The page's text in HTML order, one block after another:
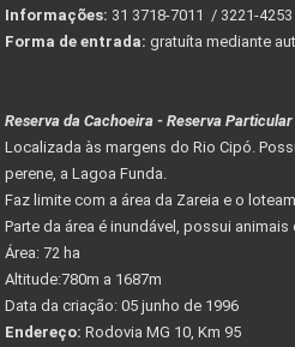
Informações: 31 3718-7011 / 3221-4253
Forma de entrada: gratuíta mediante
Reserva da Cachoeira - Reserva
Localizada às margens do Rio Cipó.
perene, a Lagoa Funda.
Faz limite com a área da Zareia e o
Parte da área é inundável, possui animais
Área: 72 ha
Altitude:780m a 1687m
Data da criação: 05 junho de 1996
Endereço: Rodovia MG 10, Km 95